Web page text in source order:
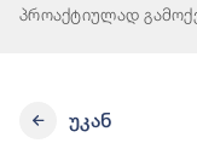
პროაქტიულად
უკან